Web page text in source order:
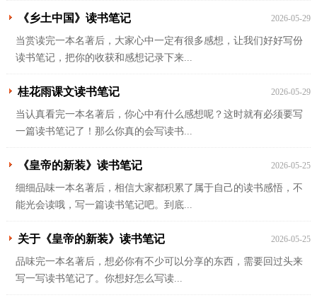
《乡土中国》读书笔记 2026-05-29
当赏读完一本名著后，大家心中一定有很多感想，让我们好好写份
读书笔记，把你的收获和感想记录下来...
桂花雨课文读书笔记 2026-05-29
当认真看完一本名著后，你心中有什么感想呢？这时就有必须要写
一篇读书笔记了！那么你真的会写读书...
《皇帝的新装》读书笔记 2026-05-25
细细品味一本名著后，相信大家都积累了属于自己的读书感悟，不
能光会读哦，写一篇读书笔记吧。到底...
关于《皇帝的新装》读书笔记 2026-05-25
品味完一本名著后，想必你有不少可以分享的东西，需要回过头来
写一写读书笔记了。你想好怎么写读...